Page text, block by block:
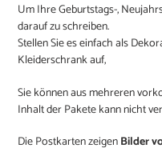
Warenkorb
hinzugefügt
Um Ihre Geburtstags-,
darauf zu schreiben.
Stellen Sie es einfach als
Kleiderschrank auf,
Sie können aus mehreren
Inhalt der Pakete kann nicht
Die Postkarten zeigenBilder